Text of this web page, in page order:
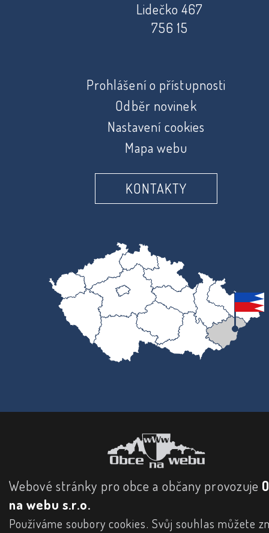
Lidečko 467
756 15
Prohlášení o přístupnosti
Odběr novinek
Nastavení cookies
Mapa webu
KONTAKTY
Webové stránky pro obce a občany provozuje
na webu s.r.o.
Používáme soubory cookies. Svůj souhlas můžete